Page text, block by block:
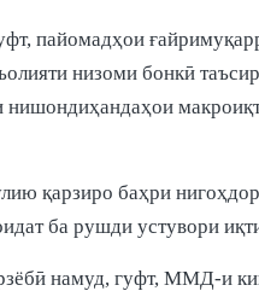
пайомадҳои
низоми бонкӣ
қарзиро баҳри
ба рушди устувори
намуд, гуфт, ММД-и